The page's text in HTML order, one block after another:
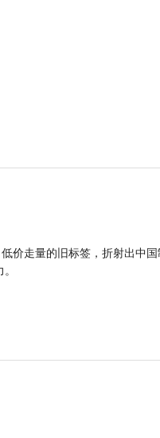
价走量的旧标签，折射出中